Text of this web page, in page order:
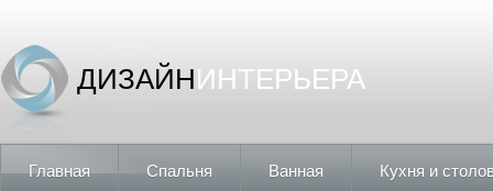
ДИЗАЙНИНТЕРЬЕРА
Главная Спальня Ванная Кухня и